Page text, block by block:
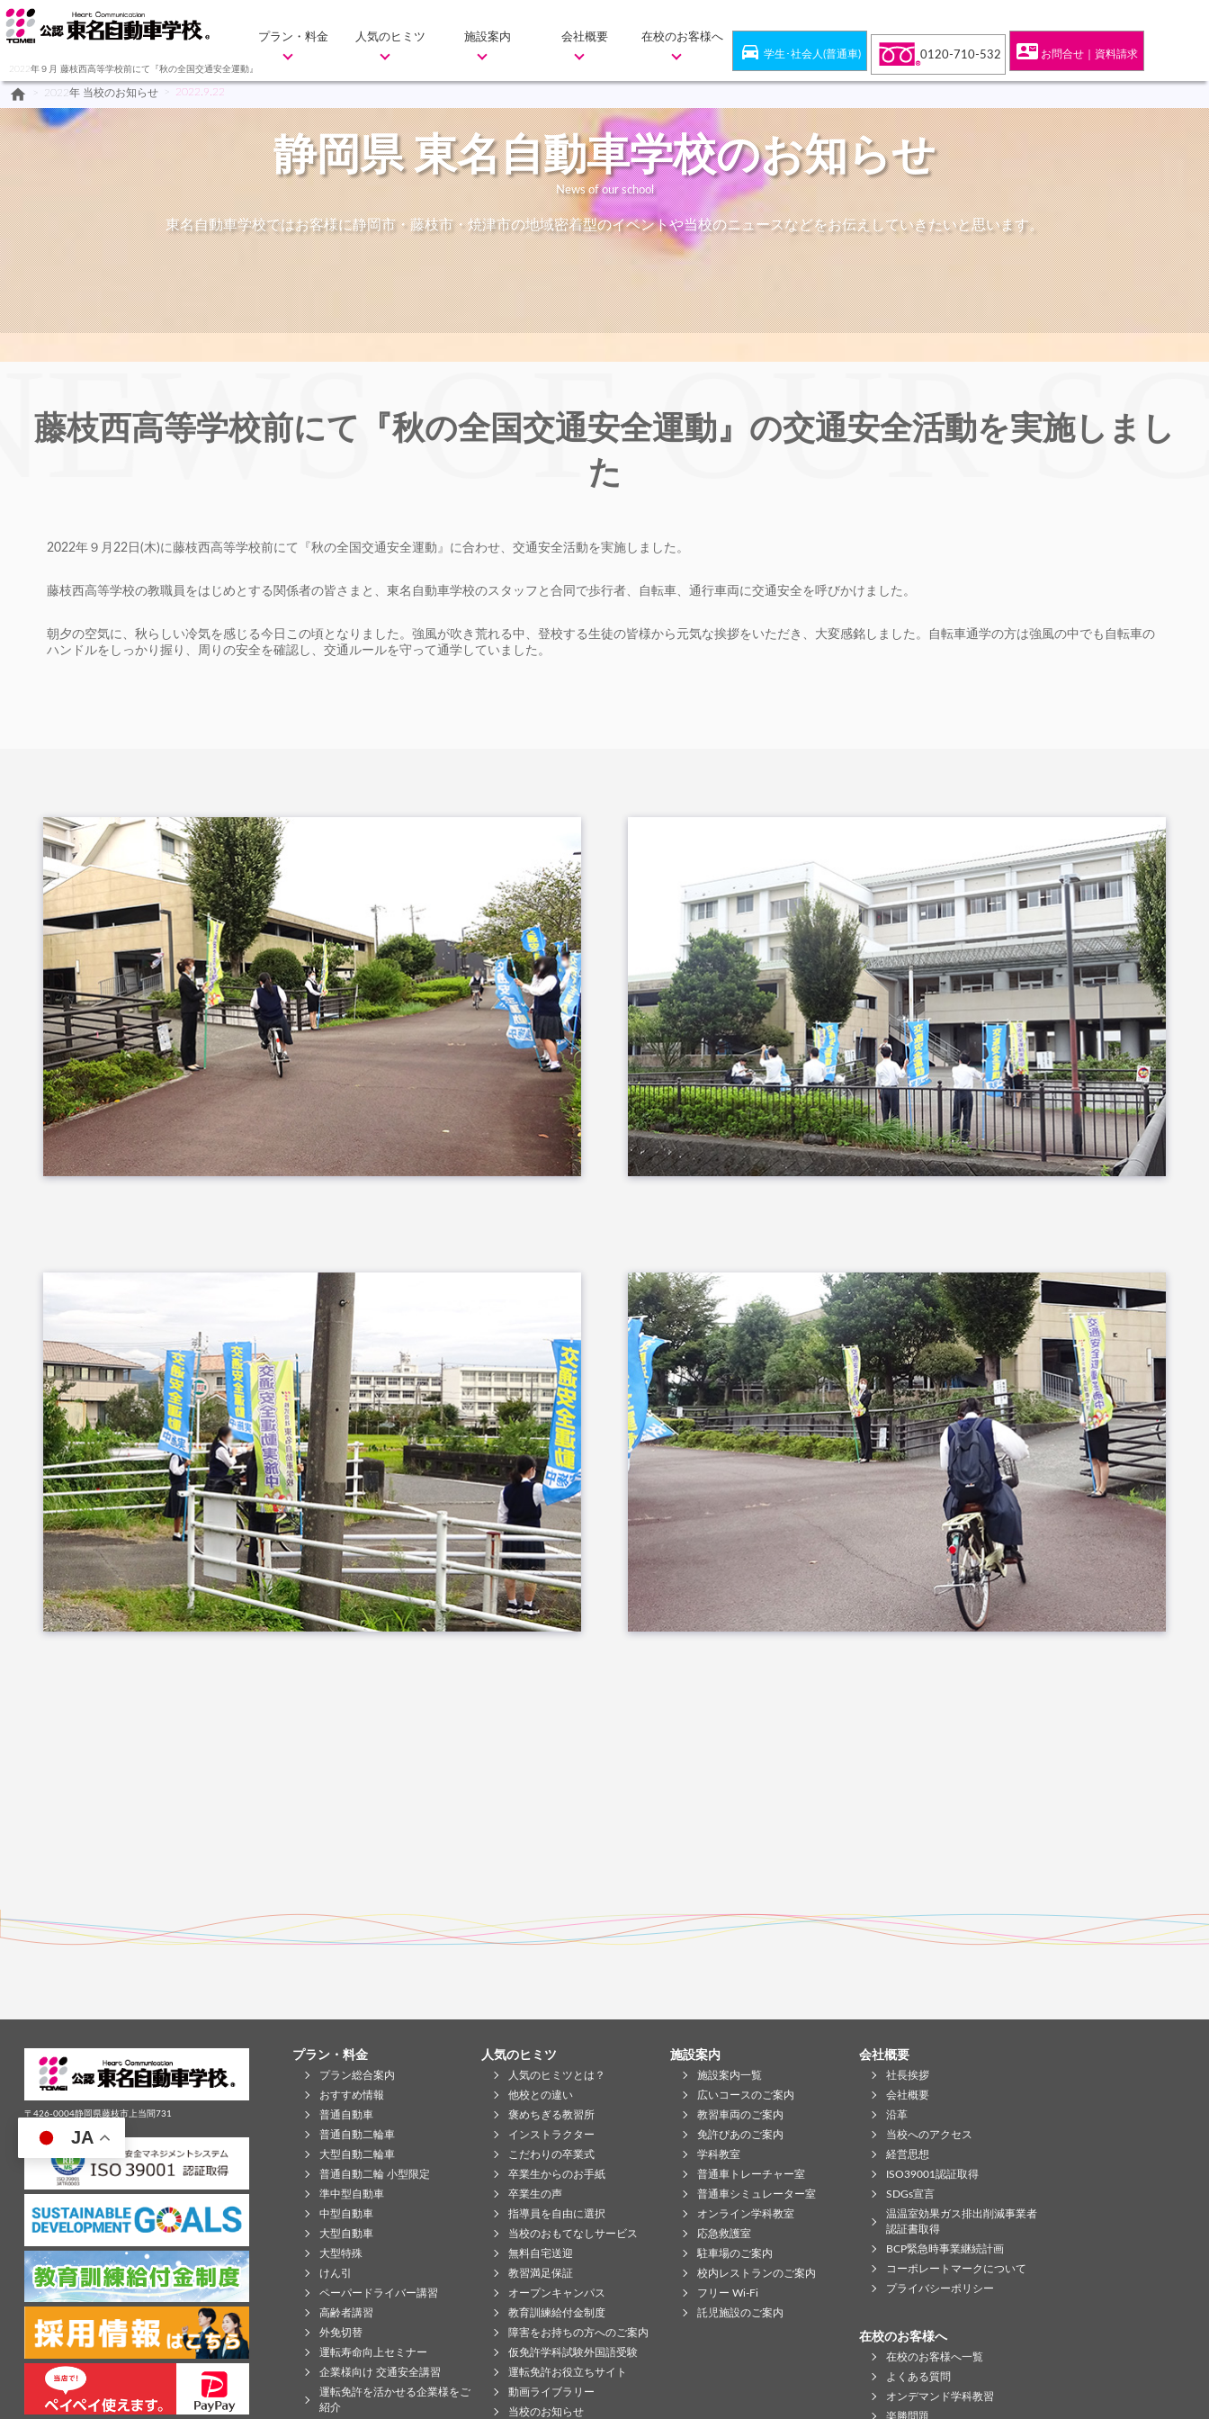
2022年９月 藤枝西高等学校前にて『秋の全国交通安全運動』
プラン・料金 人気のヒミツ 施設案内 会社概要 在校のお客様へ
directions_car 学生･社会人(普通車) 0120-710-532 contact_mail お問合せ｜資料請求
home 2022年 当校のお知らせ 2022.9.22
静岡県 東名自動車学校のお知らせ
News of our school
東名自動車学校ではお客様に静岡市・藤枝市・焼津市の地域密着型のイベントや当校のニュースなどをお伝えしていきたいと思います。
藤枝西高等学校前にて『秋の全国交通安全運動』の交通安全活動を実施しまし
た
2022年９月22日(木)に藤枝西高等学校前にて『秋の全国交通安全運動』に合わせ、交通安全活動を実施しました。
藤枝西高等学校の教職員をはじめとする関係者の皆さまと、東名自動車学校のスタッフと合同で歩行者、自転車、通行車両に交通安全を呼びかけました。
朝夕の空気に、秋らしい冷気を感じる今日この頃となりました。強風が吹き荒れる中、登校する生徒の皆様から元気な挨拶をいただき、大変感銘しました。自転車通学の方は強風の中でも自転車の
ハンドルをしっかり握り、周りの安全を確認し、交通ルールを守って通学していました。
〒426-0004静岡県藤枝市上当間731
プラン・料金
プラン総合案内
おすすめ情報
普通自動車
普通自動二輪車
大型自動二輪車
普通自動二輪 小型限定
準中型自動車
中型自動車
大型自動車
大型特殊
けん引
ペーパードライバー講習
高齢者講習
外免切替
運転寿命向上セミナー
企業様向け 交通安全講習
運転免許を活かせる企業様をご
紹介
人気のヒミツ
人気のヒミツとは？
他校との違い
褒めちぎる教習所
インストラクター
こだわりの卒業式
卒業生からのお手紙
卒業生の声
指導員を自由に選択
当校のおもてなしサービス
無料自宅送迎
教習満足保証
オープンキャンパス
教育訓練給付金制度
障害をお持ちの方へのご案内
仮免許学科試験外国語受験
運転免許お役立ちサイト
動画ライブラリー
当校のお知らせ
施設案内
施設案内一覧
広いコースのご案内
教習車両のご案内
免許ぴあのご案内
学科教室
普通車トレーチャー室
普通車シミュレーター室
オンライン学科教室
応急救護室
駐車場のご案内
校内レストランのご案内
フリー Wi-Fi
託児施設のご案内
会社概要
社長挨拶
会社概要
沿革
当校へのアクセス
経営思想
ISO39001認証取得
SDGs宣言
温温室効果ガス排出削減事業者
認証書取得
BCP緊急時事業継続計画
コーポレートマークについて
プライバシーポリシー
在校のお客様へ
在校のお客様へ一覧
よくある質問
オンデマンド学科教習
楽勝問題
JA